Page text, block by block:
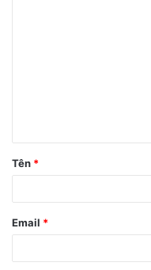
Tên *
Email *